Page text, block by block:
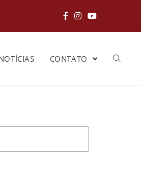
CONTATO